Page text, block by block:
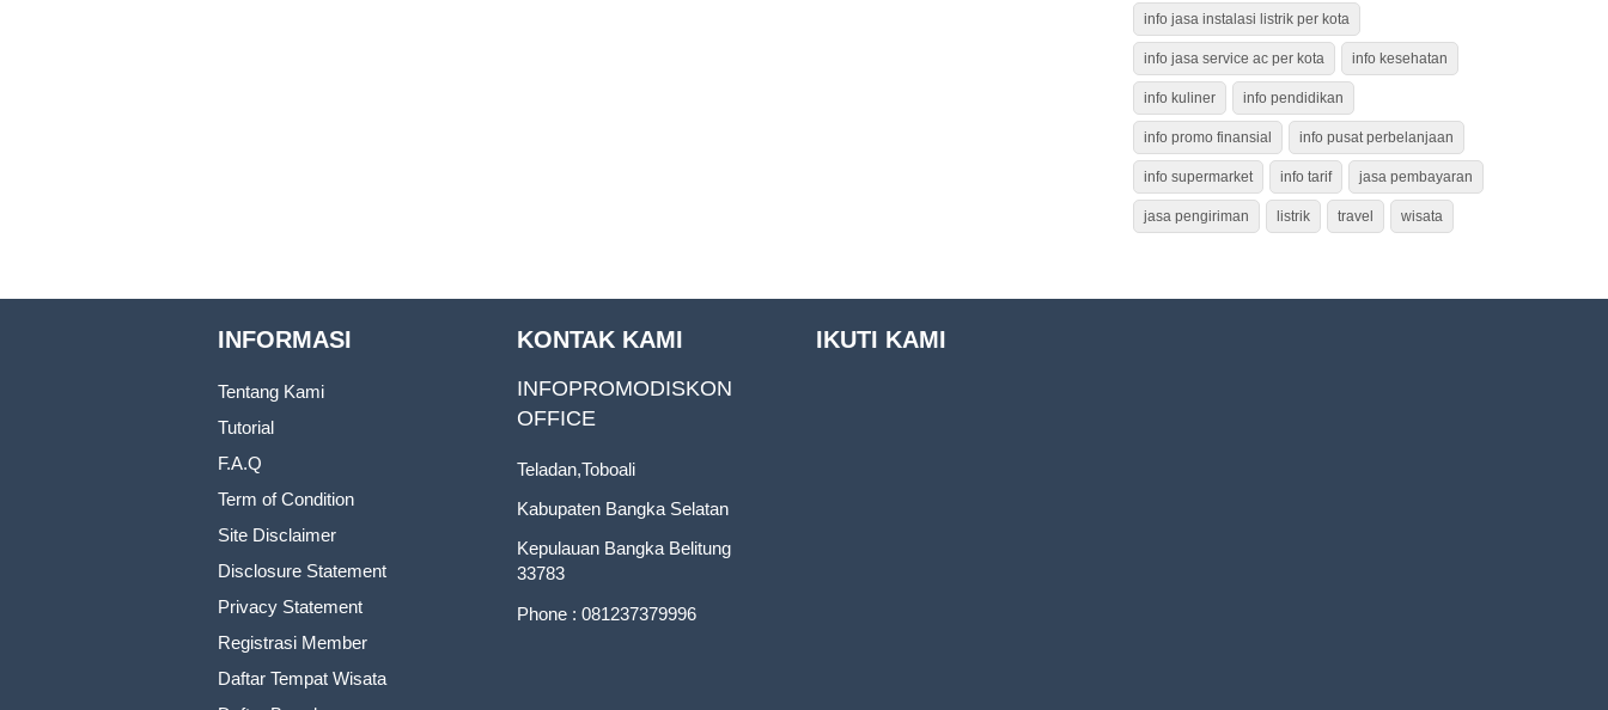
info jasa instalasi listrik per kota
info jasa service ac per kota info kesehatan
info kuliner info pendidikan
info promo finansial info pusat perbelanjaan
info supermarket info tarif jasa pembayaran
jasa pengiriman listrik travel wisata
INFORMASI
Tentang Kami
Tutorial
F.A.Q
Term of Condition
Site Disclaimer
Disclosure Statement
Privacy Statement
Registrasi Member
Daftar Tempat Wisata
KONTAK KAMI
INFOPROMODISKON
OFFICE
Teladan,Toboali
Kabupaten Bangka Selatan
Kepulauan Bangka Belitung
33783
Phone : 081237379996
IKUTI KAMI